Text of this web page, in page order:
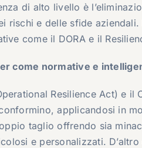
di alto livello è
rischi e delle sfide
come il DORA e il
come normative e
Resilience Act) e il
applicandosi in
taglio offrendo sia
e personalizzati.